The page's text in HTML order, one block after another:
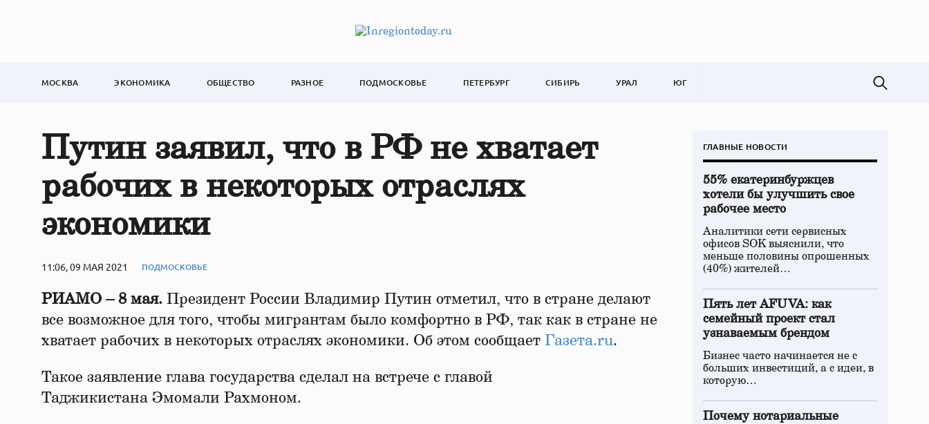
МОСКВА ЭКОНОМИКА ОБЩЕСТВО РАЗНОЕ ПОДМОСКОВЬЕ ПЕТЕРБУРГ СИБИРЬ УРАЛ ЮГ
Путин заявил, что в РФ не хватает
рабочих в некоторых отраслях
экономики
11:06, 09 МАЯ 2021 ПОДМОСКОВЬЕ
РИАМО – 8 мая. Президент России Владимир Путин отметил, что в стране делают
все возможное для того, чтобы мигрантам было комфортно в РФ, так как в стране не
хватает рабочих в некоторых отраслях экономики. Об этом сообщает Газета.ru.
Такое заявление глава государства сделал на встрече с главой
Таджикистана Эмомали Рахмоном.
ГЛАВНЫЕ НОВОСТИ
55% екатеринбуржцев
хотели бы улучшить свое
рабочее место
Аналитики сети сервисных
офисов SOK выяснили, что
меньше половины опрошенных
(40%) жителей…
Пять лет AFUVA: как
семейный проект стал
узнаваемым брендом
Бизнес часто начинается не с
больших инвестиций, а с идеи, в
которую…
Почему нотариальные